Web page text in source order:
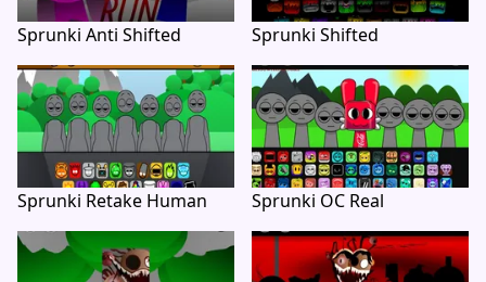
Sprunki Anti Shifted Sprunki Shifted
Sprunki Retake Human Sprunki OC Real